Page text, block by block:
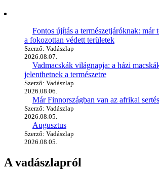
Fontos újítás a természetjáróknak: már
a fokozottan védett területek
Szerző: Vadászlap
2026.08.07.
Vadmacskák világnapja: a házi
jelenthetnek a természetre
Szerző: Vadászlap
2026.08.06.
Már Finnországban van az afrikai
Szerző: Vadászlap
2026.08.05.
Augusztus
Szerző: Vadászlap
2026.08.05.
A vadászlapról